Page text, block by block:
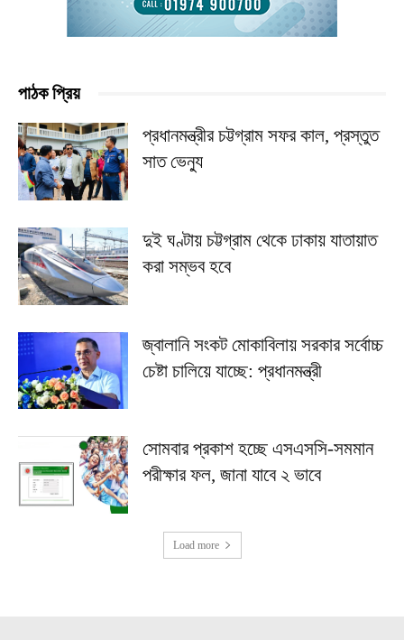
পাঠক প্রিয়
প্রধানমন্ত্রীর চট্টগ্রাম সফর কাল, প্রস্তুত
সাত ভেন্যু
দুই ঘণ্টায় চট্টগ্রাম থেকে ঢাকায় যাতায়াত
করা সম্ভব হবে
জ্বালানি সংকট মোকাবিলায় সরকার সর্বোচ্চ
চেষ্টা চালিয়ে যাচ্ছে: প্রধানমন্ত্রী
সোমবার প্রকাশ হচ্ছে এসএসসি-সমমান
পরীক্ষার ফল, জানা যাবে ২ ভাবে
Load more